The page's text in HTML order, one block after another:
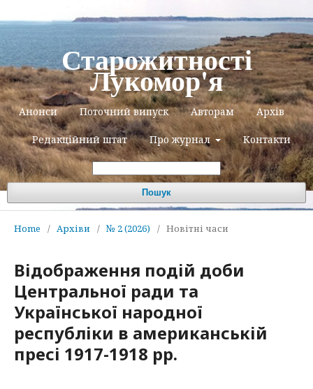
Старожитності
Лукомор'я
Анонси Поточний випуск Авторам Архів
Редакційний штат Про журнал Контакти
Пошук
Home / Архіви / № 2 (2026) / Новітні часи
Відображення подій доби
Центральної ради та
Української народної
республіки в американській
пресі 1917-1918 рр.